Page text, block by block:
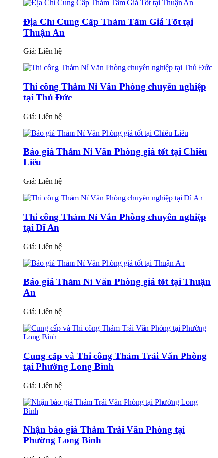
Địa Chỉ Cung Cấp Thảm Tấm Giá Tốt tại
Thuận An
Giá: Liên hệ
Thi công Thảm Nỉ Văn Phòng chuyên nghiệp
tại Thủ Đức
Giá: Liên hệ
Báo giá Thảm Nỉ Văn Phòng giá tốt tại Chiêu
Liêu
Giá: Liên hệ
Thi công Thảm Nỉ Văn Phòng chuyên nghiệp
tại Dĩ An
Giá: Liên hệ
Báo giá Thảm Nỉ Văn Phòng giá tốt tại Thuận
An
Giá: Liên hệ
Cung cấp và Thi công Thảm Trải Văn Phòng
tại Phường Long Bình
Giá: Liên hệ
Nhận báo giá Thảm Trải Văn Phòng tại
Phường Long Bình